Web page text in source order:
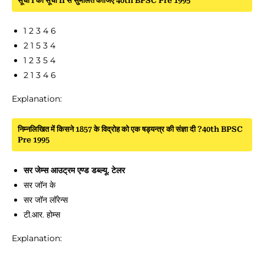
1 2 3 4 6
2 1 5 3 4
1 2 3 5 4
2 1 3 4 6
Explanation:
निम्नलिखित में किसने 1857 के विद्रोह को एक षड्यन्त्र की संज्ञा दी ?40th BPSC
Pre 1995
सर जेम्स आउट्रम एण्ड डब्ल्यू. टेलर
सर जॉन के
सर जॉन लॉरेन्स
टी.आर. होम्स
Explanation: